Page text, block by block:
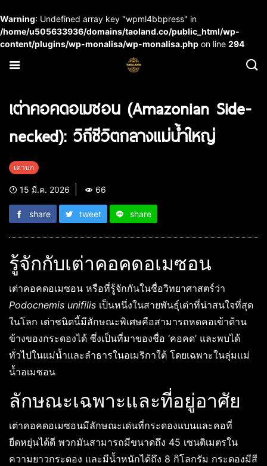
Warning: Undefined array key "wpml4bbpress" in
/home/u505633936/domains/taoland.co/public_html/wp-
content/plugins/wp-monalisa/wp-monalisa.php on line 294
เต่าคอคดอเมซอน (Amazonian Side-
necked): วิถีชีวิตกลางแม่น้ำใหญ่
เต่าบก
15 มี.ค. 2026 66
share tweet share
รู้จักกับเต่าคอคดอเมซอน
เต่าคอคดอเมซอน หรือที่รู้จักกันในชื่อวิทยาศาสตร์ว่า
Podocnemis unifilis เป็นหนึ่งในสายพันธุ์เต่าที่น่าสนใจที่สุด
ในโลก เต่าชนิดนี้มีลักษณะพิเศษคือสามารถหดคอเข้าด้าน
ข้างของกระดองได้ ซึ่งเป็นที่มาของชื่อ ‘คอคด’ และพบได้
ทั่วไปในแม่น้ำและลำธารในอเมริกาใต้ โดยเฉพาะในลุ่มแม่
น้ำอเมซอน
ลักษณะเฉพาะและที่อยู่อาศัย
เต่าคอคดอเมซอนมีลักษณะเด่นที่กระดองแบนและคอที่
ยืดหยุ่นได้ดี พวกมันสามารถมีขนาดถึง 45 เซนติเมตรใน
ความยาวกระดอง และมีน้ำหนักได้ถึง 8 กิโลกรัม กระดองมีสี